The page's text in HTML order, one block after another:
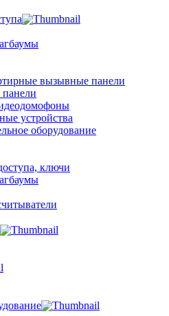
вызывные панели
устройства
оборудование
ключи